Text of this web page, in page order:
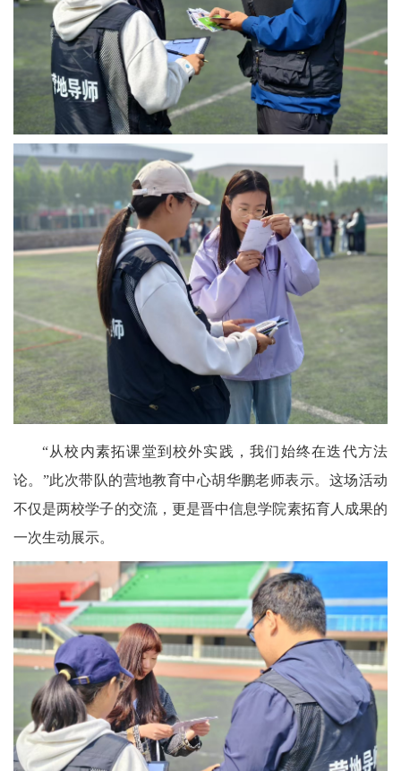
“从校内素拓课堂到校外实践，我们始终在迭代方法
论。”此次带队的营地教育中心胡华鹏老师表示。这场活动
不仅是两校学子的交流，更是晋中信息学院素拓育人成果的
一次生动展示。